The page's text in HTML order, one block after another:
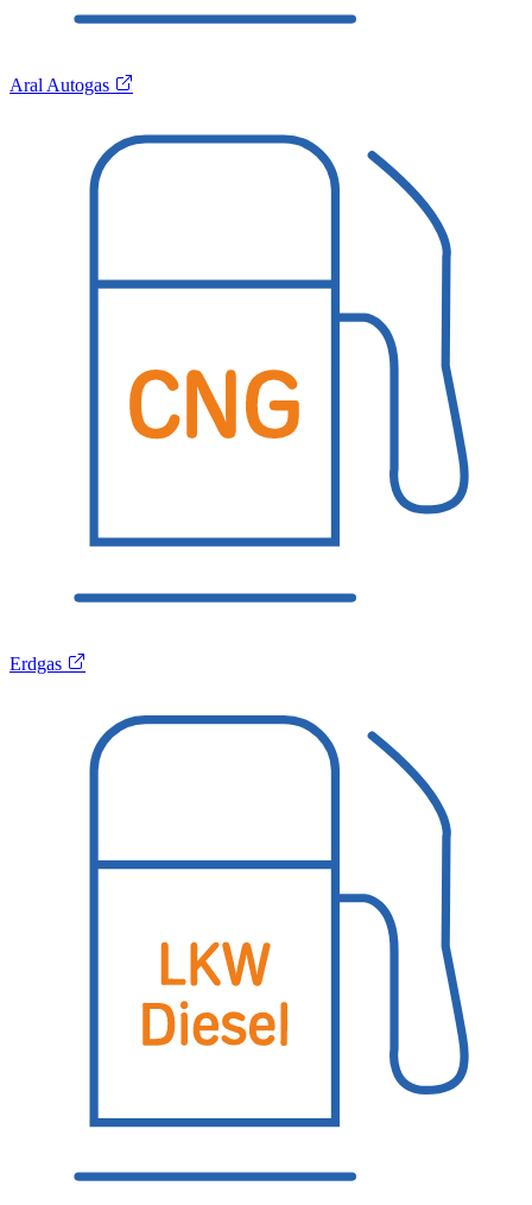
Aral Autogas
Erdgas